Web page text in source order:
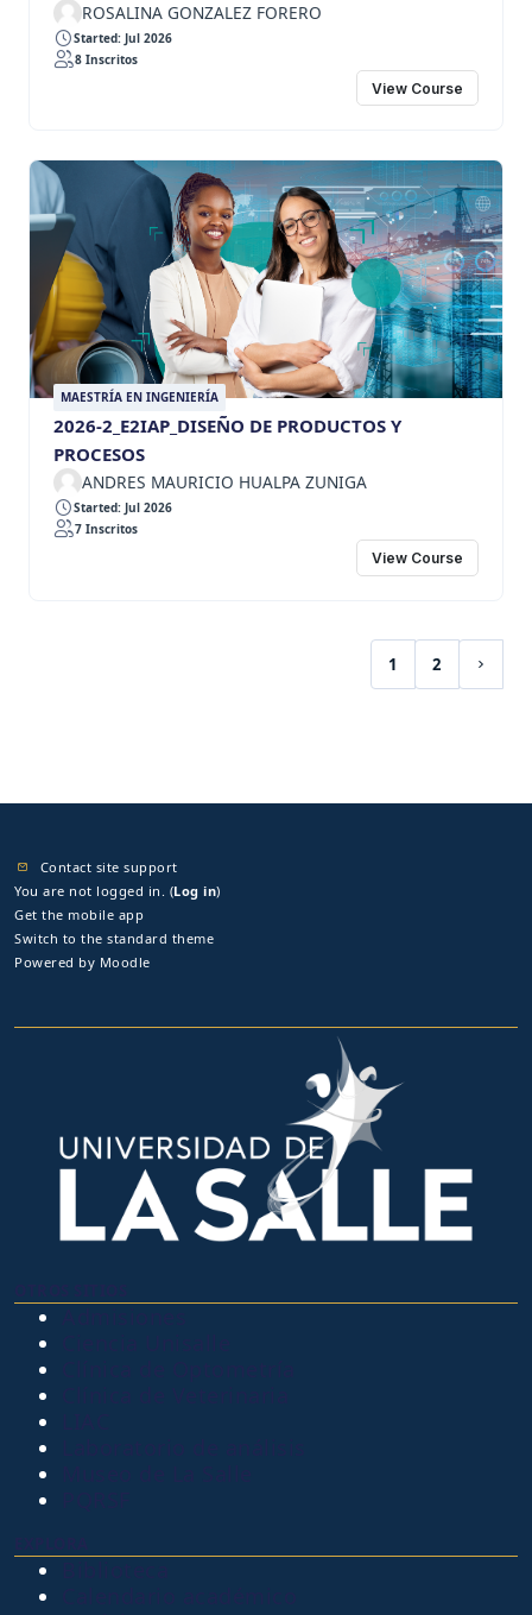
ROSALINA GONZALEZ FORERO
Started: Jul 2026
8 Inscritos
View Course
MAESTRÍA EN INGENIERÍA
2026-2_E2IAP_DISEÑO DE PRODUCTOS Y
PROCESOS
ANDRES MAURICIO HUALPA ZUNIGA
Started: Jul 2026
7 Inscritos
View Course
1
(current)
2
Next
Contact site support
You are not logged in. (Log in)
Get the mobile app
Switch to the standard theme
Powered by Moodle